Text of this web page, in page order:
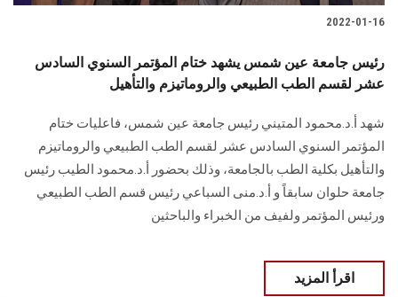
الزائـرون
سجل الان
2022-01-16
رئيس جامعة عين شمس يشهد ختام المؤتمر السنوي السادس
عشر لقسم الطب الطبيعي والروماتيزم والتأهيل
شهد أ.د.محمود المتيني رئيس جامعة عين شمس، فاعليات ختام
المؤتمر السنوي السادس عشر لقسم الطب الطبيعي والروماتيزم
والتأهيل بكلية الطب بالجامعة، وذلك بحضور أ.د.محمود الطيب رئيس
جامعة حلوان سابقاً و أ.د.منى السباعي رئيس قسم الطب الطبيعي
ورئيس المؤتمر ولفيف من الخبراء والباحثين
اقرأ المزيد